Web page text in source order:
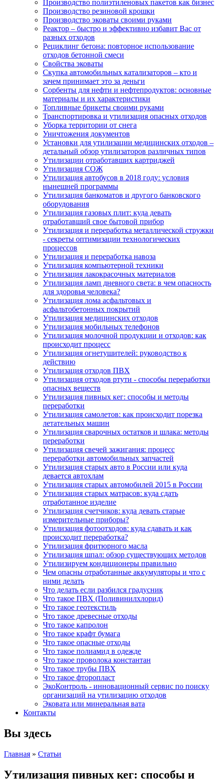
Производство полиэтиленовых пакетов как бизнес
Производство резиновой крошки
Производство эковаты своими руками
Реактор – быстро и эффективно избавит Вас от
разных отходов
Рециклинг бетона: повторное использование
отходов бетонной смеси
Свойства эковаты
Скупка автомобильных катализаторов – кто и
зачем принимает это за деньги
Сорбенты для нефти и нефтепродуктов: основные
материалы и их характеристики
Топливные брикеты своими руками
Транспортировка и утилизация опасных отходов
Уборка территории от снега
Уничтожения документов
Установки для утилизации медицинских отходов –
детальный обзор утилизаторов различных типов
Утилизации отработавших картриджей
Утилизация СОЖ
Утилизация автобусов в 2018 году: условия
нынешней программы
Утилизация банкоматов и другого банковского
оборудования
Утилизация газовых плит: куда девать
отработавший свое бытовой прибор
Утилизация и переработка металлической стружки
- секреты оптимизации технологических
процессов
Утилизация и переработка навоза
Утилизация компьютерной техники
Утилизация лакокрасочных материалов
Утилизация ламп дневного света: в чем опасность
для здоровья человека?
Утилизация лома асфальтовых и
асфальтобетонных покрытий
Утилизация медицинских отходов
Утилизация мобильных телефонов
Утилизация молочной продукции и отходов: как
происходит процесс
Утилизация огнетушителей: руководство к
действию
Утилизация отходов ПВХ
Утилизация отходов ртути - способы переработки
опасных веществ
Утилизация пивных кег: способы и методы
переработки
Утилизация самолетов: как происходит порезка
летательных машин
Утилизация сварочных остатков и шлака: методы
переработки
Утилизация свечей зажигания: процесс
переработки автомобильных запчастей
Утилизация старых авто в России или куда
девается автохлам
Утилизация старых автомобилей 2015 в России
Утилизация старых матрасов: куда сдать
отработанное изделие
Утилизация счетчиков: куда девать старые
измерительные приборы?
Утилизация фотоотходов: куда сдавать и как
происходит переработка?
Утилизация фритюрного масла
Утилизация шпал: обзор существующих методов
Утилизируем кондиционеры правильно
Чем опасны отработанные аккумуляторы и что с
ними делать
Что делать если разбился градусник
Что такое ПВХ (Поливинилхлорид)
Что такое геотекстиль
Что такое древесные отходы
Что такое капролон
Что такое крафт бумага
Что такое опасные отходы
Что такое полиамид в одежде
Что такое проволока константан
Что такое трубы ПВХ
Что такое фторопласт
ЭкоКонтроль - инновационный сервис по поиску
организаций на утилизацию отходов
Эковата или минеральная вата
Контакты
Вы здесь
Главная » Статьи
Утилизация пивных кег: способы и